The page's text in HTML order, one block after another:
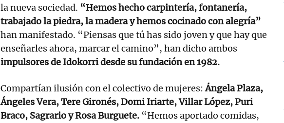
la nueva sociedad. “Hemos hecho carpintería, fontanería,
trabajado la piedra, la madera y hemos cocinado con alegría”
han manifestado. “Piensas que tú has sido joven y que hay que
enseñarles ahora, marcar el camino”, han dicho ambos
impulsores de Idokorri desde su fundación en 1982.
Compartían ilusión con el colectivo de mujeres:Ángela Plaza,
Ángeles Vera, Tere Gironés, Domi Iriarte, Villar López, Puri
Braco, Sagrario y Rosa Burguete. “Hemos aportado comidas,